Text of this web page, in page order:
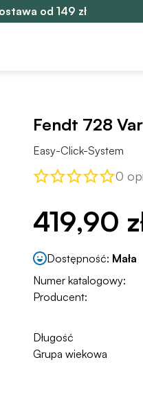
od 149 zł
Fendt 728
Easy-Click-System
0
419,90
Dostępność: Mała
Numer katalogowy:
Producent:
Długość
Grupa wiekowa